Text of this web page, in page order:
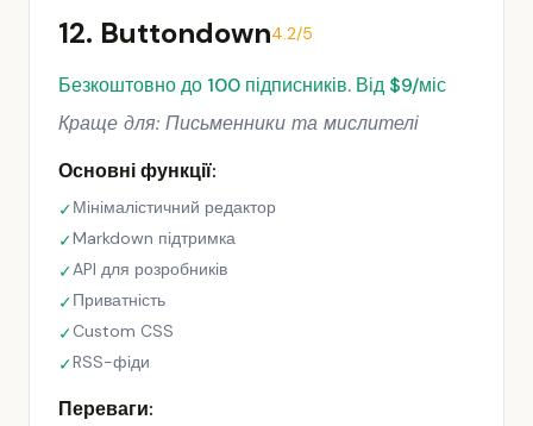
12. Buttondown4.2/5
Безкоштовно до 100 підписників. Від $9/міс
Краще для: Письменники та мислителі
Основні функції:
✓Мінімалістичний редактор
✓Markdown підтримка
✓API для розробників
✓Приватність
✓Custom CSS
✓RSS-фіди
Переваги: